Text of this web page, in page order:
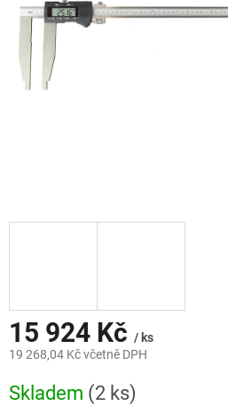
15 924 Kč / ks
19 268,04 Kč včetně DPH
cena:
Skladem (2 ks)